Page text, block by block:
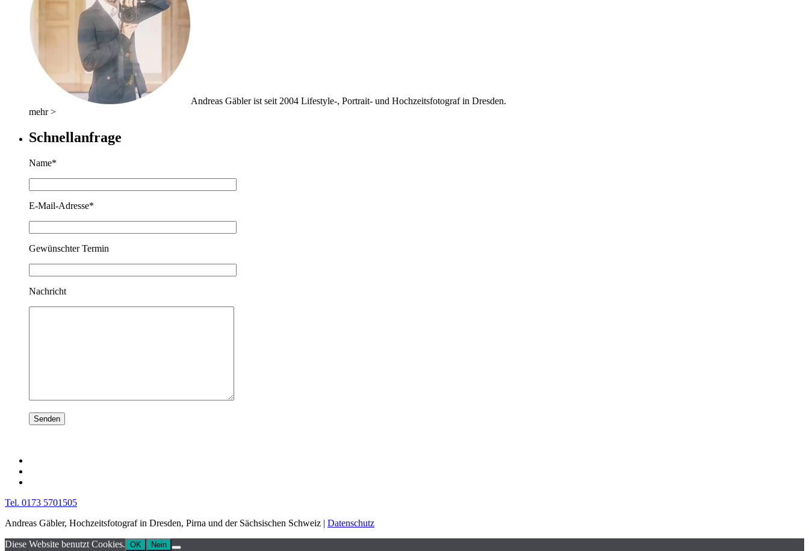
Andreas Gäbler ist seit 2004 Lifestyle-, Portrait- und Hochzeitsfotograf in Dresden.
mehr >
Schnellanfrage
Name*
E-Mail-Adresse*
Gewünschter Termin
Nachricht
Tel. 0173 5701505
Andreas Gäbler, Hochzeitsfotograf in Dresden, Pirna und der Sächsischen Schweiz | Datenschutz
Diese Website benutzt Cookies. OK Nein